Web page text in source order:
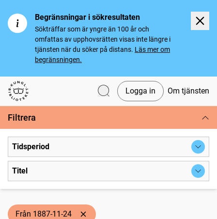
Begränsningar i sökresultaten
Sökträffar som är yngre än 100 år och
omfattas av upphovsrätten visas inte längre i
tjänsten när du söker på distans. Läs mer om
begränsningen.
Svenska tidningar
Logga in Om tjänsten
Filtrera
Tidsperiod
Titel
Från 1887-11-24